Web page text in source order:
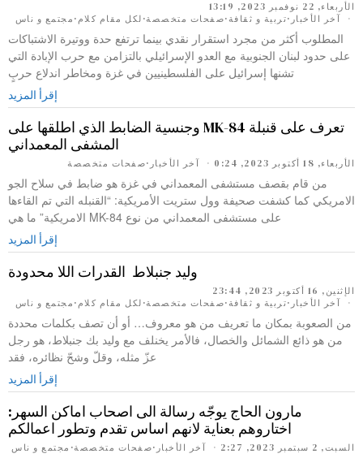
الأربعاء, 22 نوفمبر 2023, 13:19
آخر الأخبار ·تربية و ثقافة·صفحات متخصصة· لكل مقام كلام· مجتمع و ناس
المطلوب أكثر من مجرد استقرار نقدي بينما ترتفع حدة ووتيرة الاشتباكات
على حدود لبنان الجنوبية مع العدو الإسرائيلي بالتزامن مع حرب الإبادة التي
تشنها إسرائيل على الفلسطينيين في غزة ومخاطر اندلاع حربٍ
إقرأ المزيد
تعرف على قنبلة MK-84 وجنسية الضابط الذي اطلقها على
المشفى المعمداني
الأربعاء, 18 أكتوبر 2023, 0:24 آخر الأخبار ·صفحات متخصصة
من قام بقصف مستشفى المعمداني في غزة هو ضابط في سلاح الجو
الامريكي كما كشفت صحيفة وول ستريت الأمريكية: “القنبله التي تم القاءها
على مستشفى المعمداني من نوع MK-84 الامريكية” ما هي
إقرأ المزيد
وليد جنبلاط القدرات اللا محدودة
الإثنين, 16 أكتوبر 2023, 23:44
آخر الأخبار ·تربية و ثقافة·صفحات متخصصة· لكل مقام كلام· مجتمع و ناس
من الصعوبة بمكان ما تعريف من هو معروف… أو أن تصف بكلمات محددة
من هو ذائع الشمائل والخصال، فالأمر يخنلف مع وليد بك جنبلاط، هو رجل
عزّ مثله، وقلّ وشحّ نظائره، فقد
إقرأ المزيد
مارون الحاج يوجّه رسالة الى اصحاب اماكن السهر:
اختاروهم بعناية لانهم اساس تقدم وتطور اعمالكم
السبت, 2 سبتمبر 2023, 2:27 آخر الأخبار ·صفحات متخصصة· مجتمع و ناس